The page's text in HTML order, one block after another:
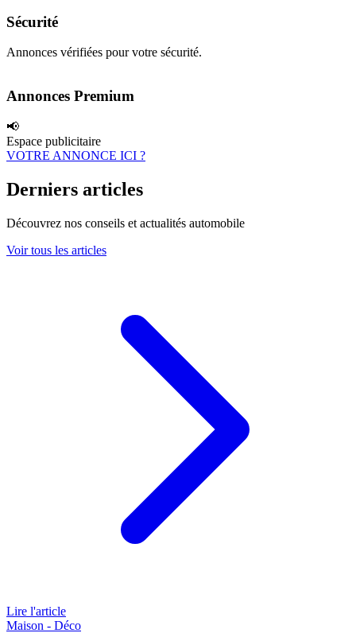
Sécurité
Annonces vérifiées pour votre sécurité.
Annonces Premium
📢
Espace publicitaire
VOTRE ANNONCE ICI ?
Derniers articles
Découvrez nos conseils et actualités automobile
Voir tous les articles
Lire l'article
Maison - Déco